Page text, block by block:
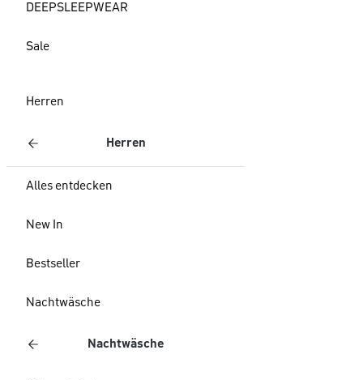
DEEPSLEEPWEAR
Sale
Herren
Herren
Alles entdecken
New In
Bestseller
Nachtwäsche
Nachtwäsche